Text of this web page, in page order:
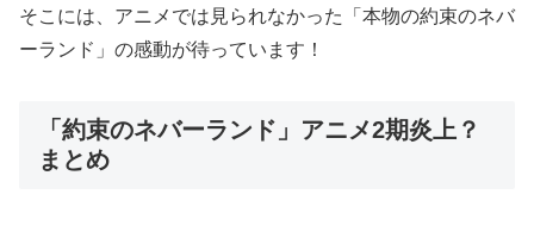
そこには、アニメでは見られなかった「本物の約束のネバ
ーランド」の感動が待っています！
「約束のネバーランド」アニメ2期炎上？
まとめ